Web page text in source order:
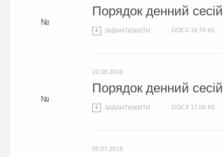
Порядок денний
ЗАВАНТИЖИТИ DOCX 16.76 КБ
22.08.2018
Порядок денний
ЗАВАНТИЖИТИ DOCX 17.06 КБ
05.07.2018